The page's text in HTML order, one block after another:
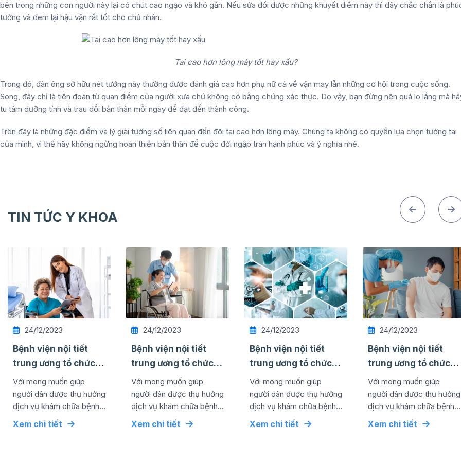
bên trong những con người này lại có chút cao ngạo và khó gần. Nếu sửa đổi được những khuyết điểm này thì đây chắc chắn là
tướng và đem lại hậu vận rất tốt cho chủ nhân.
Tai cao hơn lông mày tốt hay xấu?
Trong đó, đàn ông sở hữu nét tướng này thường được đánh giá cao hơn phụ nữ cả về vận may lẫn những cơ hội trong cuộc sống.
Song, đây chỉ là tiên đoán từ quan điểm của người xưa chứ không có bằng chứng xác thực. Do vậy, bạn đừng nên quá lo lắng mà
tu tâm dưỡng tính và trau dồi bản thân mỗi ngày để đạt đến thành công.
Trên đây là những đặc điểm và lý giải tướng số liên quan đến đôi tai cao hơn lông mày. Chúng ta không có quyền lựa chọn tướng tai
của mình, vì thế hãy không ngừng hoàn thiện bản thân để cuộc đời ngập tràn hạnh phúc và ý nghĩa nhé.
TIN TỨC Y KHOA
24/12/2023
Bệnh viện nội tiết
trung ương tổ chức
thành công lễ kỷ
niệm ngày quốc tế ...
Với mong muốn giúp
người dân được thụ hưởng
dịch vụ khám chữa bệnh
chất lượng cao bằng mức
Xem chi tiết
24/12/2023
Bệnh viện nội tiết
trung ương tổ chức
thành công lễ kỷ
niệm ngày quốc tế ...
Với mong muốn giúp
người dân được thụ hưởng
dịch vụ khám chữa bệnh
chất lượng cao bằng mức
Xem chi tiết
24/12/2023
Bệnh viện nội tiết
trung ương tổ chức
thành công lễ kỷ
niệm ngày quốc tế ...
Với mong muốn giúp
người dân được thụ hưởng
dịch vụ khám chữa bệnh
chất lượng cao bằng mức
Xem chi tiết
24/12/2023
Bệnh viện nội tiết
trung ương tổ chức
thành công lễ kỷ
niệm ngày quốc tế ...
Với mong muốn giúp
người dân được thụ hưởng
dịch vụ khám chữa bệnh
chất lượng cao bằng mức
Xem chi tiết